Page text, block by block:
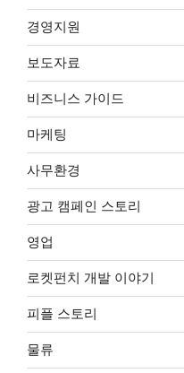
경영지원
보도자료
비즈니스 가이드
마케팅
사무환경
광고 캠페인 스토리
영업
로켓펀치 개발 이야기
피플 스토리
물류